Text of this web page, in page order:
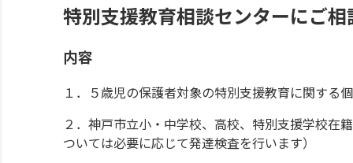
特別支援教育相談センターにご
内容
１．５歳児の保護者対象の特別支援教育に関する
２．神戸市立小・中学校、高校、特別支援学校在
ついては必要に応じて発達検査を行います）